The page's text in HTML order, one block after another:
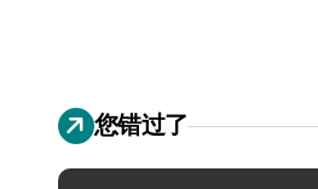
您错过了